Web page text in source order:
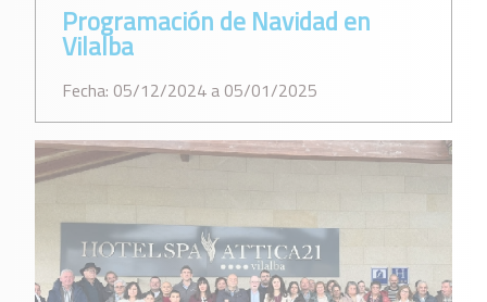
Programación de Navidad en
Vilalba
Fecha: 05/12/2024 a 05/01/2025